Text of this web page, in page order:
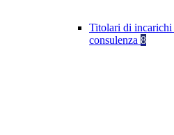
Titolari di
consulenza 8